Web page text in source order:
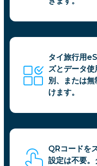
タイ旅行用
ズとデータ使
別、または
けます。
QRコードを
設定は不要